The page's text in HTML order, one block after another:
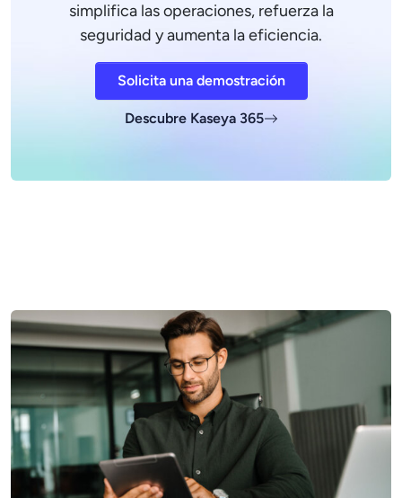
simplifica las operaciones, refuerza la
seguridad y aumenta la eficiencia.
Solicita una demostración
Descubre Kaseya 365